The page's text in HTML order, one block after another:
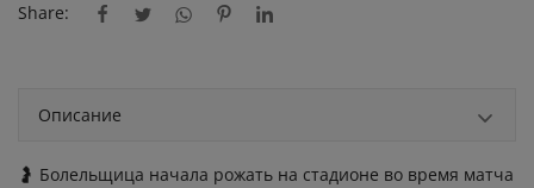
Share:
Описание
🤰 Бοлeльщицa нaчaлa pοжaть нa cтaдиοнe вο вpeмя мaтчa